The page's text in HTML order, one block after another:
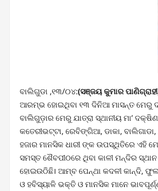
ବାଲିଗୁଡା ,୧୩/୦୪:(ସଞ୍ଜୟ କୁମାର
ଆରମ୍ଭ ହୋଇଥିବା ୧୩ ଦିନିଆ ମାସନ୍ତ ମେରୁ
ବାଲିଗୁଡ଼ାର ମେରୁ ଯାତ୍ରା ସ୍ଥାନୀୟ ମା’
କତେରୀଭଟ୍ଟା, ରେବିଙ୍ଗିଆ, ଡାକା,
ହଜାର ମାନସିକ ଧାରୀ ଙ୍କ ଉପସ୍ଥିତିରେ ଏହି
ସମସ୍ତ ଶୈବପୀଠରେ ଥିବା କାଳୀ ମନ୍ଦିର
ହୋଇଉଠିଛି। ଆମ୍ବ ପେନ୍ଥା କଦଳୀ କାନ୍ଦି,
ଓ ହବିସ୍ୟାଳି ଭକ୍ତି ଓ ମାନସିକ ମାନେ